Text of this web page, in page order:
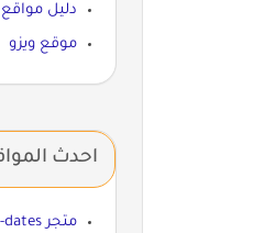
دليل مواقع
موقع ويزو
احدث